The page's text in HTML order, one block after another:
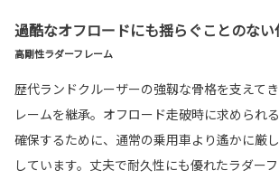
過酷なオフロードにも揺らぐことのない
高剛性ラダーフレーム
歴代ランドクルーザーの強靱な骨格を支えて
レームを継承。オフロード走破時に求められ
確保するために、通常の乗用車より遙かに厳
しています。丈夫で耐久性にも優れたラダー